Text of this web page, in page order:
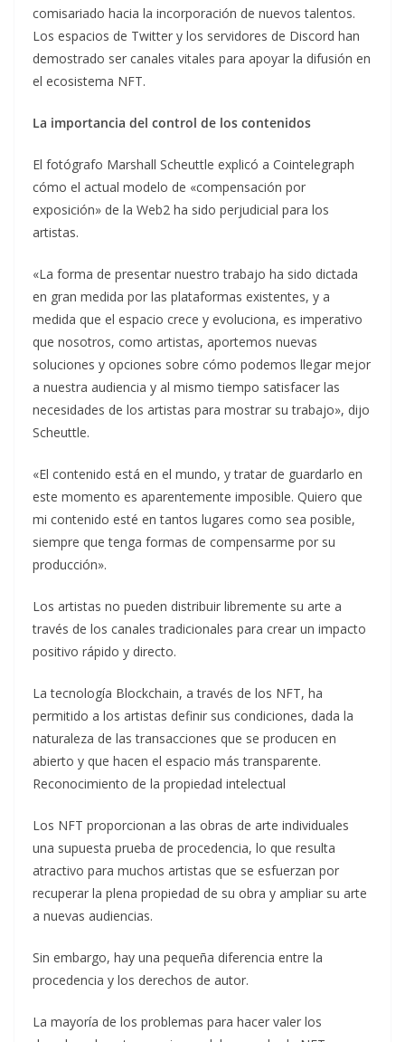
comisariado hacia la incorporación de nuevos talentos.
Los espacios de Twitter y los servidores de Discord han
demostrado ser canales vitales para apoyar la difusión en
el ecosistema NFT.
La importancia del control de los contenidos
El fotógrafo Marshall Scheuttle explicó a Cointelegraph
cómo el actual modelo de «compensación por
exposición» de la Web2 ha sido perjudicial para los
artistas.
«La forma de presentar nuestro trabajo ha sido dictada
en gran medida por las plataformas existentes, y a
medida que el espacio crece y evoluciona, es imperativo
que nosotros, como artistas, aportemos nuevas
soluciones y opciones sobre cómo podemos llegar mejor
a nuestra audiencia y al mismo tiempo satisfacer las
necesidades de los artistas para mostrar su trabajo», dijo
Scheuttle.
«El contenido está en el mundo, y tratar de guardarlo en
este momento es aparentemente imposible. Quiero que
mi contenido esté en tantos lugares como sea posible,
siempre que tenga formas de compensarme por su
producción».
Los artistas no pueden distribuir libremente su arte a
través de los canales tradicionales para crear un impacto
positivo rápido y directo.
La tecnología Blockchain, a través de los NFT, ha
permitido a los artistas definir sus condiciones, dada la
naturaleza de las transacciones que se producen en
abierto y que hacen el espacio más transparente.
Reconocimiento de la propiedad intelectual
Los NFT proporcionan a las obras de arte individuales
una supuesta prueba de procedencia, lo que resulta
atractivo para muchos artistas que se esfuerzan por
recuperar la plena propiedad de su obra y ampliar su arte
a nuevas audiencias.
Sin embargo, hay una pequeña diferencia entre la
procedencia y los derechos de autor.
La mayoría de los problemas para hacer valer los